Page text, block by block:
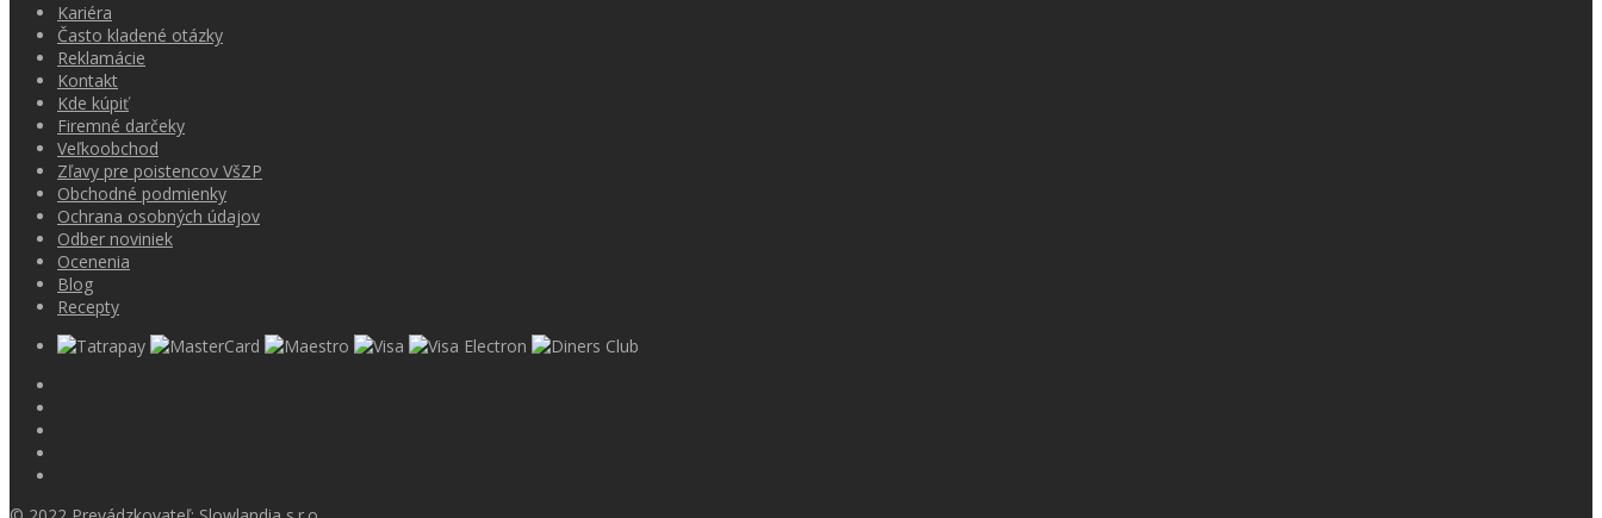
Kariéra
Často kladené otázky
Reklamácie
Kontakt
Kde kúpiť
Firemné darčeky
Veľkoobchod
Zľavy pre poistencov VšZP
Obchodné podmienky
Ochrana osobných údajov
Odber noviniek
Ocenenia
Blog
Recepty